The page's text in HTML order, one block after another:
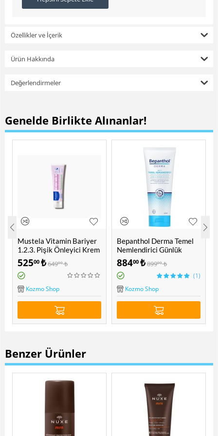
Özellikler ve İçerik
Ürün Hakkında
Değerlendirmeler
Genelde Birlikte Alınanlar!
Mustela Vitamin Bariyer
1.2.3. Pişik Önleyici Krem
100 ML
52500 ₺64900 ₺
Kozmo Shop
Bepanthol Derma Temel
Nemlendirici Günlük
Vücut Losyonu Kuru ve
Hassas Ciltler 200 ML
88400 ₺89900 ₺
(1)
Kozmo Shop
Benzer Ürünler